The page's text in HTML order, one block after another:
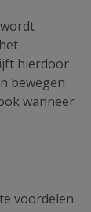
hierdoor
bewegen
wanneer
voordelen